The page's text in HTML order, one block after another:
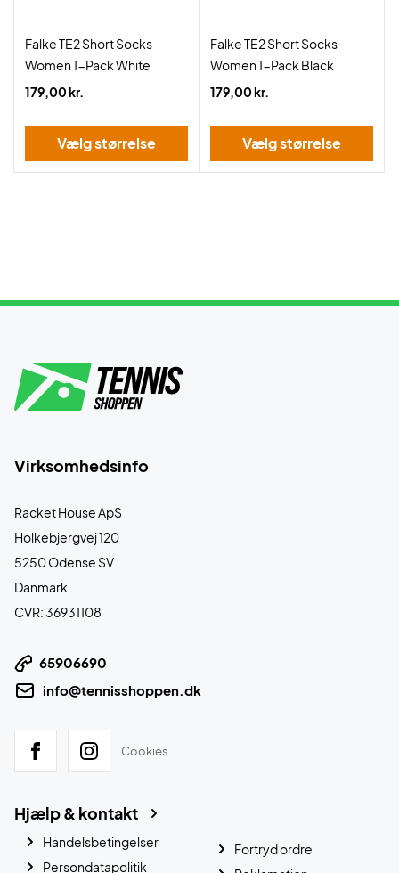
Falke TE2 Short Socks
Women 1-Pack White
179,00 kr.
Vælg størrelse
Falke TE2 Short Socks
Women 1-Pack Black
179,00 kr.
Vælg størrelse
Virksomhedsinfo
Racket House ApS
Holkebjergvej 120
5250 Odense SV
Danmark
CVR: 36931108
65906690
info@tennisshoppen.dk
Cookies
Hjælp & kontakt
Handelsbetingelser
Persondatapolitik
Fortryd ordre